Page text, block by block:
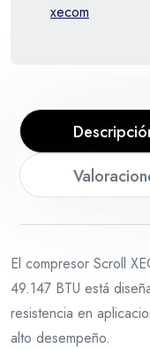
xecom
El compresor Scroll
49.147 BTU está
resistencia en
alto desempeño.